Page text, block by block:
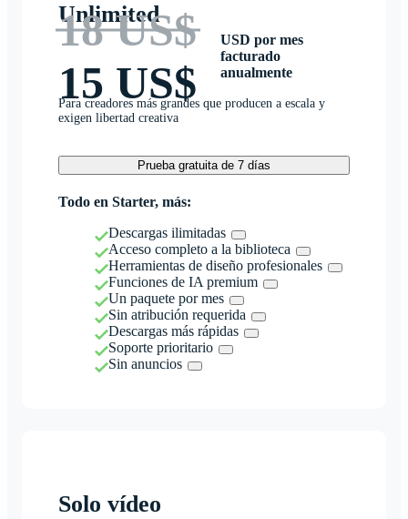
Unlimited
18 US$
15 US$
USD por mes
facturado
anualmente
Para creadores más grandes que producen a escala y
exigen libertad creativa
Prueba gratuita de 7 días
Todo en Starter, más:
Descargas ilimitadas
Acceso completo a la biblioteca
Herramientas de diseño profesionales
Funciones de IA premium
Un paquete por mes
Sin atribución requerida
Descargas más rápidas
Soporte prioritario
Sin anuncios
Solo vídeo